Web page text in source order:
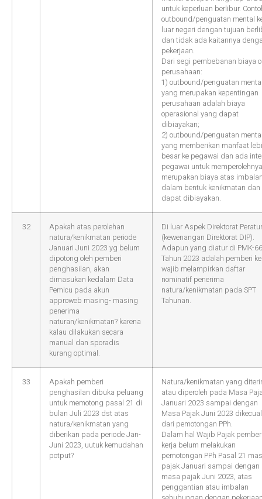
untuk keperluan berlibur.
outbound/penguatan mental
luar negeri dengan tujuan
dan tidak ada kaitannya
pekerjaan.
Dari segi pembebanan biaya
perusahaan:
1) outbound/penguatan
yang merupakan kepentingan
perusahaan adalah biaya
operasional yang dapat
dibiayakan;
2) outbound/penguatan
yang memberikan manfaat
besar ke pegawai dan ada
pegawai untuk memperolehnya
merupakan biaya atas
dalam bentuk kenikmatan dan
dapat dibiayakan.
32
Apakah atas perolehan
natura/kenikmatan periode
Januari Juni 2023 yg belum
dipotong oleh pemberi
penghasilan, akan
dimasukan kedalam Data
Pemicu pada akun
approweb masing- masing
penerima
naturan/kenikmatan? karena
kalau dilakukan secara
manual dan sporadis
kurang optimal.
Di luar Aspek Direktorat
(kewenangan Direktorat DIP).
Adapun yang diatur di PMK-66
Tahun 2023 adalah pemberi
wajib melampirkan daftar
nominatif penerima
natura/kenikmatan pada SPT
Tahunan.
33
Apakah pemberi
penghasilan dibuka peluang
untuk memotong pasal 21 di
bulan Juli 2023 dst atas
natura/kenikmatan yang
diberikan pada periode Jan-
Juni 2023, uutuk kemudahan
potput?
Natura/kenikmatan yang
atau diperoleh pada Masa
Januari 2023 sampai dengan
Masa Pajak Juni 2023
dari pemotongan PPh.
Dalam hal Wajib Pajak
kerja belum melakukan
pemotongan PPh Pasal 21
pajak Januari sampai dengan
masa pajak Juni 2023, atas
penggantian atau imbalan